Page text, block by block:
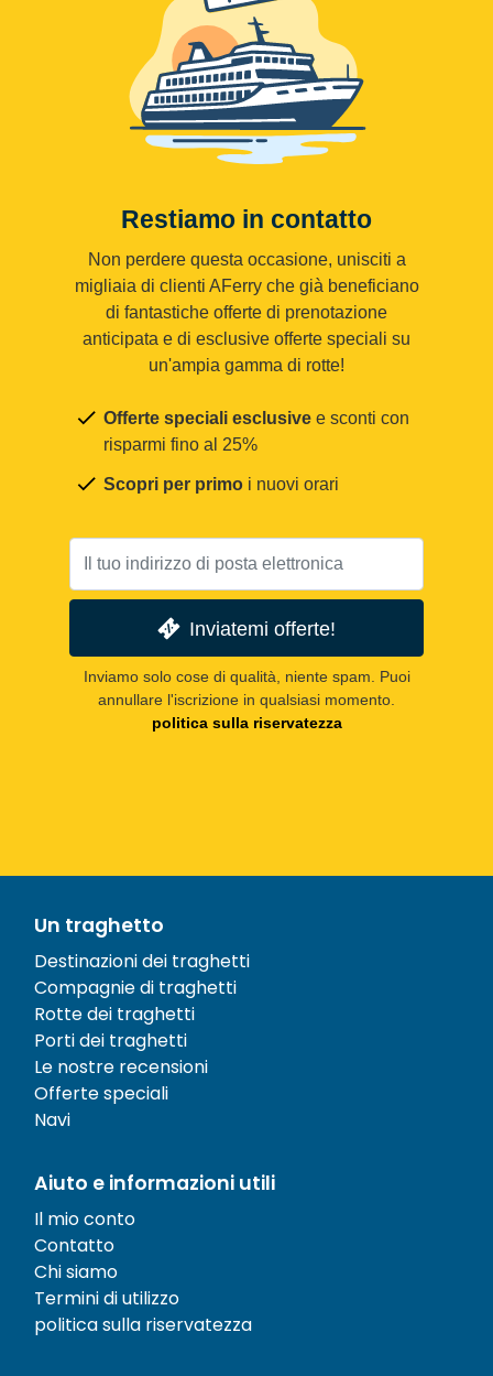
Restiamo in contatto
Non perdere questa occasione, unisciti a
migliaia di clienti AFerry che già beneficiano
di fantastiche offerte di prenotazione
anticipata e di esclusive offerte speciali su
un'ampia gamma di rotte!
Offerte speciali esclusive e sconti con
risparmi fino al 25%
Scopri per primo i nuovi orari
Inviatemi offerte!
Inviamo solo cose di qualità, niente spam. Puoi
annullare l'iscrizione in qualsiasi momento.
politica sulla riservatezza
Un traghetto
Destinazioni dei traghetti
Compagnie di traghetti
Rotte dei traghetti
Porti dei traghetti
Le nostre recensioni
Offerte speciali
Navi
Aiuto e informazioni utili
Il mio conto
Contatto
Chi siamo
Termini di utilizzo
politica sulla riservatezza